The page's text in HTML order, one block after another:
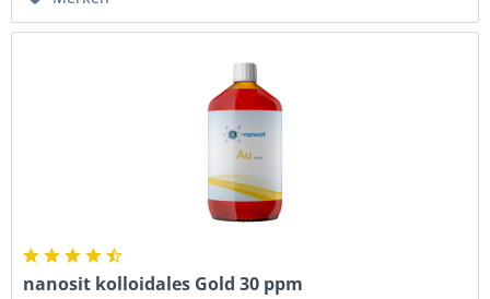
nanosit kolloidales Gold 30 ppm